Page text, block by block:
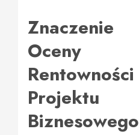
Znaczenie
Oceny
Rentowności
Projektu
Biznesowego